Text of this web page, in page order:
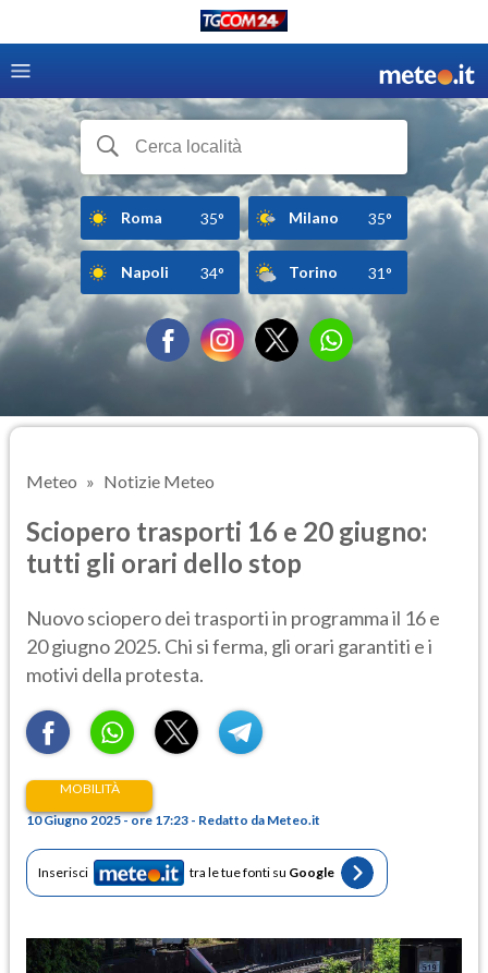
Roma 35° Milano 35°
Napoli 34° Torino 31°
Meteo Notizie Meteo
Sciopero trasporti 16 e 20 giugno:
tutti gli orari dello stop
Nuovo sciopero dei trasporti in programma il 16 e
20 giugno 2025. Chi si ferma, gli orari garantiti e i
motivi della protesta.
MOBILITÀ
10 Giugno 2025 - ore 17:23 - Redatto da Meteo.it
Inserisci tra le tue fonti su Google